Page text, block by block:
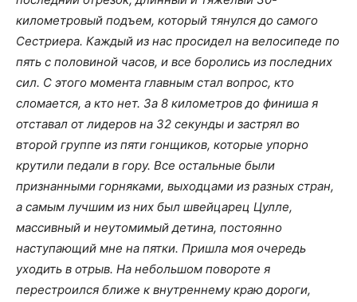
километровый подъем, который тянулся до самого
Сестриера. Каждый из нас просидел на велосипеде по
пять с половиной часов, и все боролись из последних
сил. С этого момента главным стал вопрос, кто
сломается, а кто нет. За 8 километров до финиша я
отставал от лидеров на 32 секунды и застрял во
второй группе из пяти гонщиков, которые упорно
крутили педали в гору. Все остальные были
признанными горняками, выходцами из разных стран,
а самым лучшим из них был швейцарец Цулле,
массивный и неутомимый детина, постоянно
наступающий мне на пятки. Пришла моя очередь
уходить в отрыв. На небольшом повороте я
перестроился ближе к внутреннему краю дороги,